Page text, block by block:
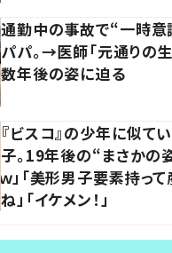
通勤中の事故で“一時意
パパ。→医師「元通りの
数年後の姿に迫る
『ビスコ』の少年に似て
子。19年後の“まさかの
ｗ」「美形男子要素持っ
ね」「イケメン！」